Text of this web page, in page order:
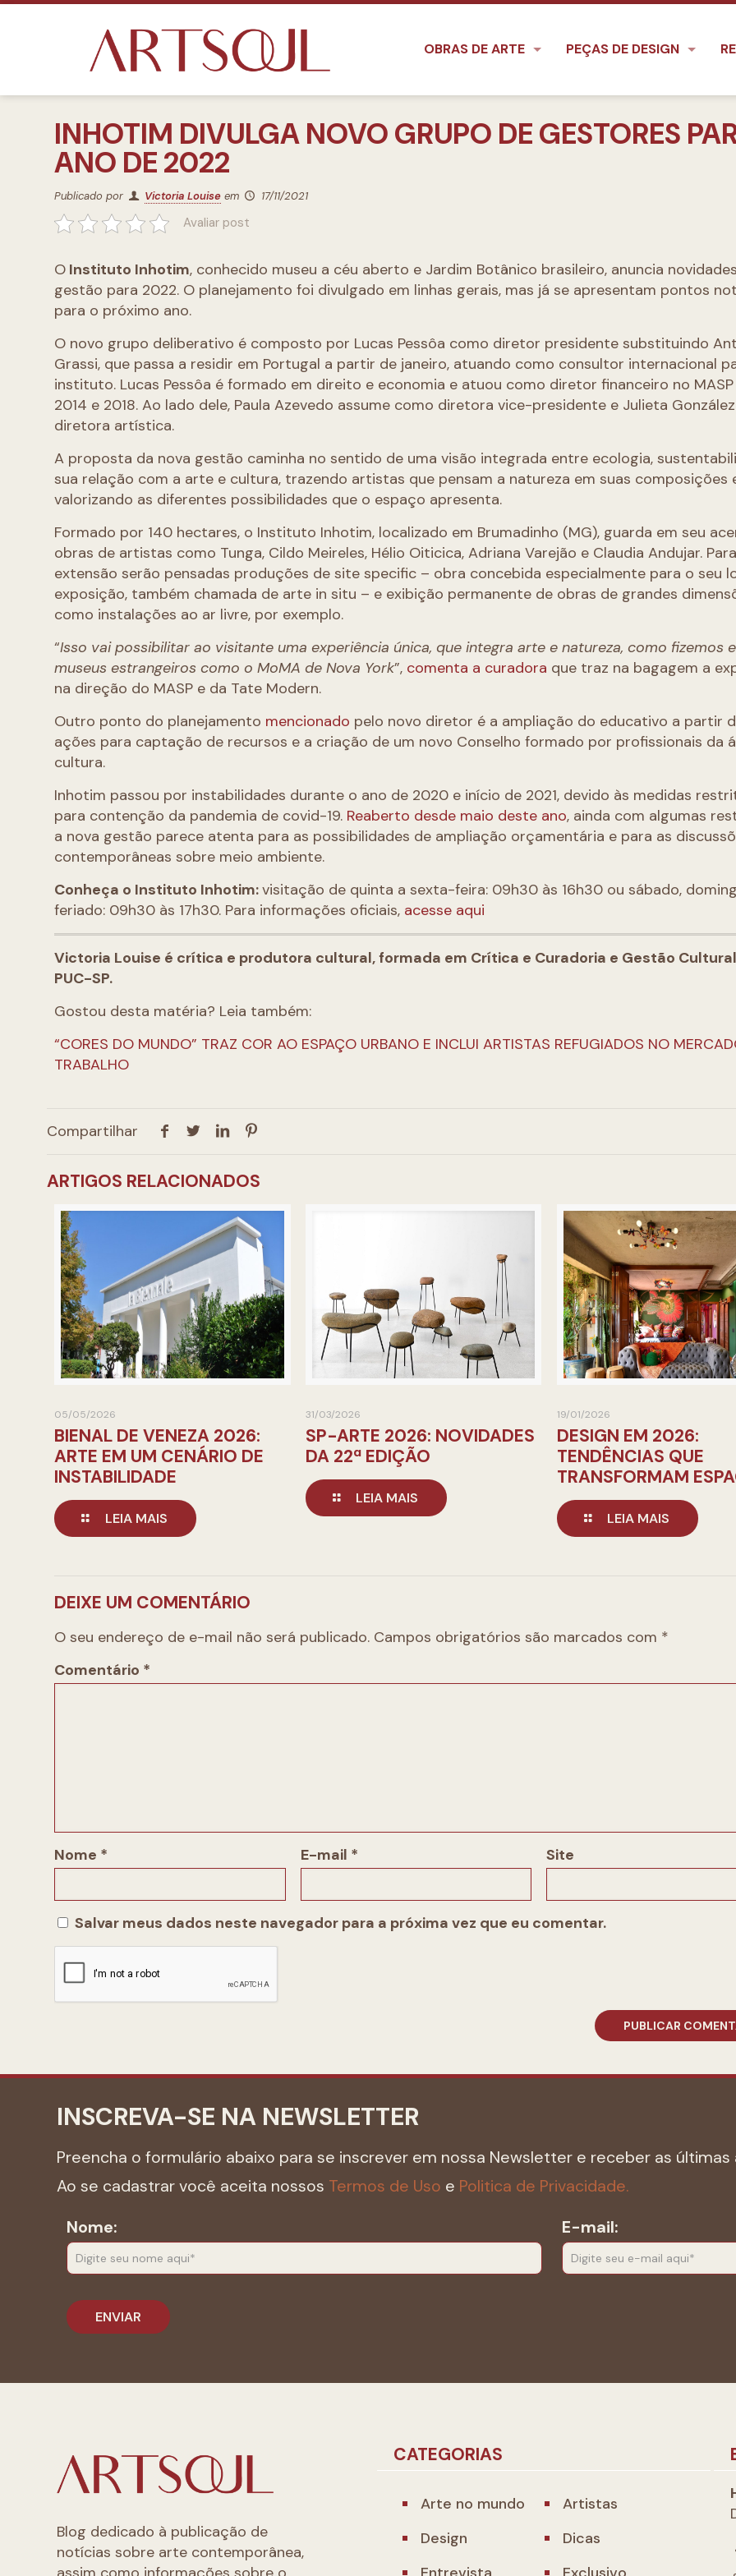
OBRAS DE ARTE PEÇAS DE DESIGN
INHOTIM DIVULGA NOVO GRUPO DE GESTORES
ANO DE 2022
Publicado por Victoria Louise em 17/11/2021
Avaliar post
O Instituto Inhotim, conhecido museu a céu aberto e Jardim Botânico brasileiro, anuncia
gestão para 2022. O planejamento foi divulgado em linhas gerais, mas já se apresentam pontos
para o próximo ano.
O novo grupo deliberativo é composto por Lucas Pessôa como diretor presidente substituindo
Grassi, que passa a residir em Portugal a partir de janeiro, atuando como consultor internacional
instituto. Lucas Pessôa é formado em direito e economia e atuou como diretor financeiro no
2014 e 2018. Ao lado dele, Paula Azevedo assume como diretora vice-presidente e Julieta
diretora artística.
A proposta da nova gestão caminha no sentido de uma visão integrada entre ecologia,
sua relação com a arte e cultura, trazendo artistas que pensam a natureza em suas composições
valorizando as diferentes possibilidades que o espaço apresenta.
Formado por 140 hectares, o Instituto Inhotim, localizado em Brumadinho (MG), guarda em seu
obras de artistas como Tunga, Cildo Meireles, Hélio Oiticica, Adriana Varejão e Claudia Andujar.
extensão serão pensadas produções de site specific – obra concebida especialmente para o seu
exposição, também chamada de arte in situ – e exibição permanente de obras de grandes
como instalações ao ar livre, por exemplo.
“Isso vai possibilitar ao visitante uma experiência única, que integra arte e natureza, como fizemos
museus estrangeiros como o MoMA de Nova York”, comenta a curadora que traz na bagagem a
na direção do MASP e da Tate Modern.
Outro ponto do planejamento mencionado pelo novo diretor é a ampliação do educativo a partir
ações para captação de recursos e a criação de um novo Conselho formado por profissionais da
cultura.
Inhotim passou por instabilidades durante o ano de 2020 e início de 2021, devido às medidas
para contenção da pandemia de covid-19. Reaberto desde maio deste ano, ainda com algumas
a nova gestão parece atenta para as possibilidades de ampliação orçamentária e para as
contemporâneas sobre meio ambiente.
Conheça o Instituto Inhotim:visitação de quinta a sexta-feira: 09h30 às 16h30 ou sábado,
feriado: 09h30 às 17h30. Para informações oficiais, acesse aqui
Victoria Louise é crítica e produtora cultural, formada em Crítica e Curadoria e Gestão
PUC-SP.
Gostou desta matéria? Leia também:
“CORES DO MUNDO” TRAZ COR AO ESPAÇO URBANO E INCLUI ARTISTAS REFUGIADOS NO
TRABALHO
Compartilhar
ARTIGOS RELACIONADOS
05/05/2026
BIENAL DE VENEZA 2026:
ARTE EM UM CENÁRIO DE
INSTABILIDADE
LEIA MAIS
31/03/2026
SP-ARTE 2026: NOVIDADES
DA 22ª EDIÇÃO
LEIA MAIS
19/01/2026
DESIGN EM 2026:
TENDÊNCIAS QUE
TRANSFORMAM
LEIA MAIS
DEIXE UM COMENTÁRIO
O seu endereço de e-mail não será publicado. Campos obrigatórios são marcados com *
Comentário *
Nome * E-mail * Site
Salvar meus dados neste navegador para a próxima vez que eu comentar.
INSCREVA-SE NA NEWSLETTER
Preencha o formulário abaixo para se inscrever em nossa Newsletter e receber as últimas
Ao se cadastrar você aceita nossos Termos de Uso e Politica de Privacidade.
Nome:
E-mail:
Blog dedicado à publicação de
notícias sobre arte contemporânea,
CATEGORIAS
Arte no mundo
Artistas
Design
Dicas